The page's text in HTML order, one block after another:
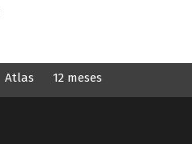
Atlas 12 meses